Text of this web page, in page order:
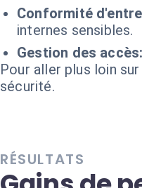
Conformité
internes sensibles.
Gestion des accès:
Pour aller plus loin
sécurité.
RÉSULTATS